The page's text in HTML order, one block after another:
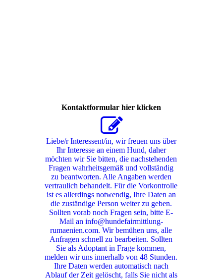
Kontaktformular hier klicken
Liebe/r Interessent/in, wir freuen uns über
Ihr Interesse an einem Hund, daher
möchten wir Sie bitten, die nachstehenden
Fragen wahrheitsgemäß und vollständig
zu beantworten. Alle Angaben werden
vertraulich behandelt. Für die Vorkontrolle
ist es allerdings notwendig, Ihre Daten an
die zuständige Person weiter zu geben.
Sollten vorab noch Fragen sein, bitte E-
Mail an info@hundefairmittlung-
rumaenien.com. Wir bemühen uns, alle
Anfragen schnell zu bearbeiten. Sollten
Sie als Adoptant in Frage kommen,
melden wir uns innerhalb von 48 Stunden.
Ihre Daten werden automatisch nach
Ablauf der Zeit gelöscht, falls Sie nicht als